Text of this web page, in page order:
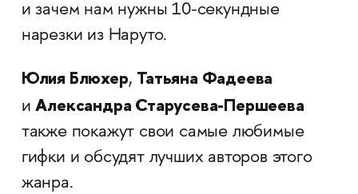
и зачем нам нужны 10-секундные
нарезки из Наруто.
Юлия Блюхер, Татьяна Фадеева
иАлександра Старусева-Першеева
также покажут свои самые любимые
гифки и обсудят лучших авторов этого
жанра.